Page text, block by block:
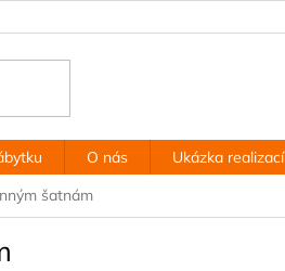
O nás Ukázka realizací
šatnám